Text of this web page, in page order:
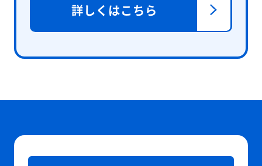
詳しくはこちら